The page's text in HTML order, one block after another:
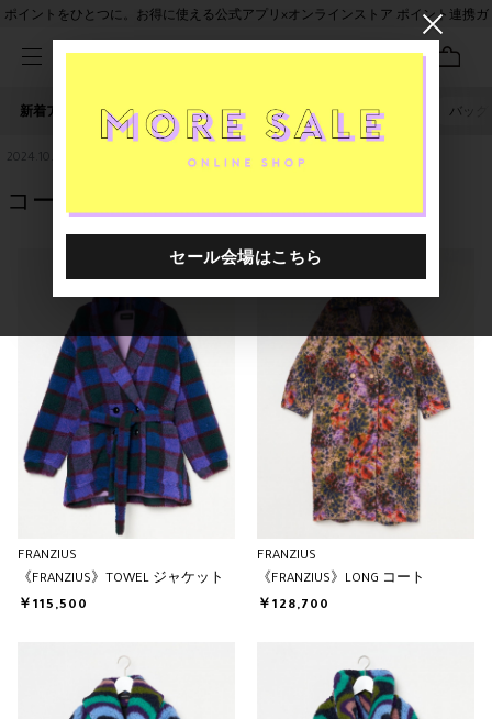
ポイントをひとつに。お得に使える公式アプリ×オンラインストア ポイント連携ガ
新着アイテム 人気ワード セール 40th限定 irodori バッグ
2024.10.16
コートと言えば！【FRANZIUS】
FRANZIUS
《FRANZIUS》TOWEL ジャケット
￥115,500
FRANZIUS
《FRANZIUS》LONG コート
￥128,700